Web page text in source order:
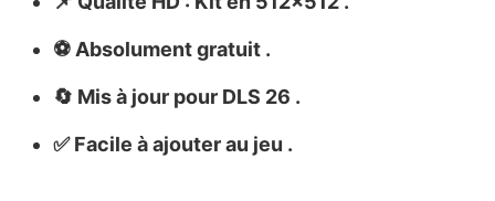
⚽ Absolument gratuit .
🔄 Mis à jour pour DLS 26 .
✅Facile à ajouter au jeu .